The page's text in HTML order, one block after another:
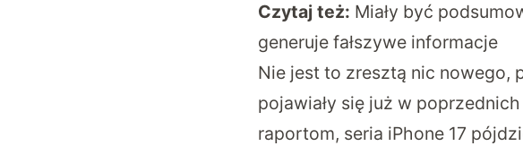
Czytaj też: Miały być
generuje fałszywe informacje
Nie jest to zresztą nic nowego,
pojawiały się już w
raportom, seria iPhone 17